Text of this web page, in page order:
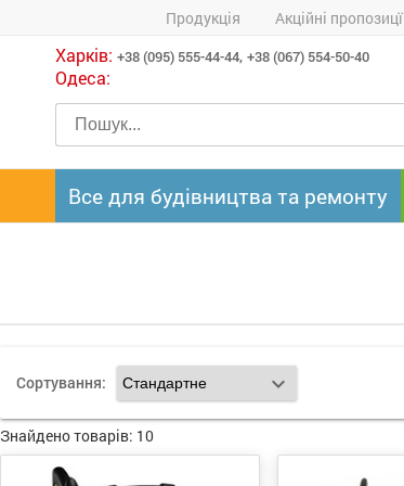
Продукція Акційні пропозицї
Харків: +38 (095) 555-44-44, +38 (067) 554-50-40
Одеса:
Все для будівництва та ремонту
Сортування: expand_more
Знайдено товарів: 10